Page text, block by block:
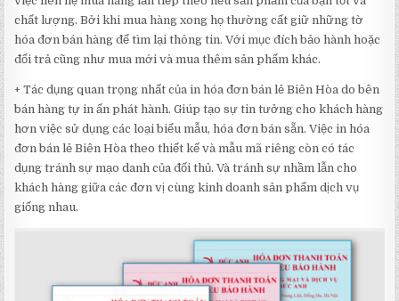
chất lượng. Bởi khi mua hàng xong họ thường cất giữ những tờ
hóa đơn bán hàng để tìm lại thông tin. Với mục đích bảo hành hoặc
đổi trả cũng như mua mới và mua thêm sản phẩm khác.
+ Tác dụng quan trọng nhất của in hóa đơn bán lẻ Biên Hòa do bên
bán hàng tự in ấn phát hành. Giúp tạo sự tin tưởng cho khách hàng
hơn việc sử dụng các loại biểu mẫu, hóa đơn bán sẵn. Việc in hóa
đơn bán lẻ Biên Hòa theo thiết kế và mẫu mã riêng còn có tác
dụng tránh sự mạo danh của đối thủ. Và tránh sự nhầm lẫn cho
khách hàng giữa các đơn vị cùng kinh doanh sản phẩm dịch vụ
giống nhau.